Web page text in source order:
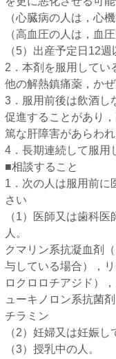
（心臓病の人は，心
（高血圧の人は，血
（5）出産予定日12週
2．本剤を服用してい
他の解熱鎮痛薬，か
3．服用前後は飲酒し
促進することがあり
篤な肝障害があらわ
4．長期連続して服用
■相談すること
1．次の人は服用前に
さい
（1）医師又は歯科
人。
クマリン系抗凝血剤
与している場合），
ロクロロチアジド）
ューキノロン系抗菌
チラミン
（2）妊婦又は妊娠し
（3）授乳中の人。